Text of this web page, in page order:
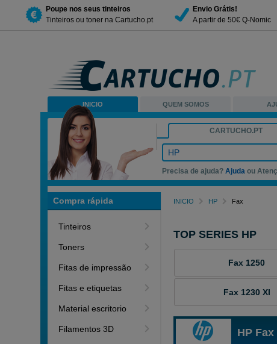
Poupe nos seus tinteiros
Tinteiros ou toner na Cartucho.pt
Envio Grátis!
A partir de 50€ Q-Nomic
INICIO QUEM SOMOS
CARTUCHO.PT
HP
Precisa de ajuda?Ajuda ou
Compra rápida
Tinteiros
Toners
Fitas de impressão
Fitas e etiquetas
Material escritorio
Filamentos 3D
INICIO HP Fax
TOP SERIES HP
Fax 1250
Fax 1230 XI
HP Fax